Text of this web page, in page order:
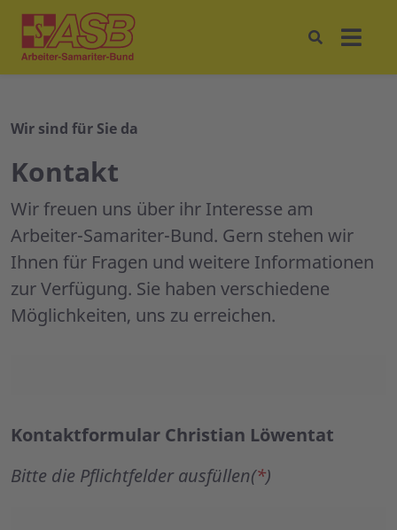
Wir sind für Sie da
Kontakt
Wir freuen uns über ihr Interesse am
Arbeiter-Samariter-Bund. Gern stehen wir
Ihnen für Fragen und weitere Informationen
zur Verfügung. Sie haben verschiedene
Möglichkeiten, uns zu erreichen.
Kontaktformular Christian Löwentat
Bitte die Pflichtfelder ausfüllen(*)